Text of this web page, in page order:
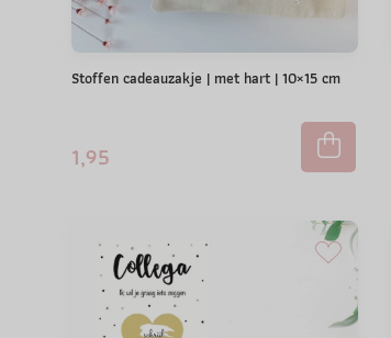
Stoffen cadeauzakje | met hart | 10×15 cm
1,95